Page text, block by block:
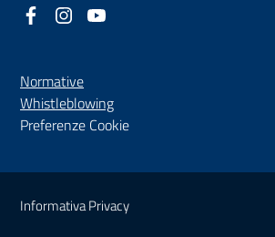
Facebook
(nuova scheda - new tab)
Instagram
(nuova scheda - new tab)
Normative
Whistleblowing(nuova scheda - new tab)
Preferenze Cookie
Sezione Link Utili
Informativa Privacy